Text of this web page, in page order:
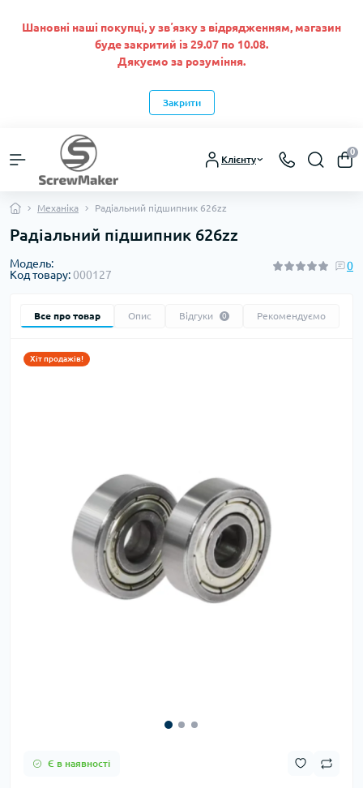
Шановні наші покупці, у звʼязку з відрядженням, магазин
буде закритий із 29.07 по 10.08.
Дякуємо за розуміння.
Закрити
Клієнту
0
Механіка Радіальний підшипник 626zz
Радіальний підшипник 626zz
Модель:
Код товару:000127
0
Все про товар Опис Відгуки 0 Рекомендуємо
Хіт продажів!
Є в наявності